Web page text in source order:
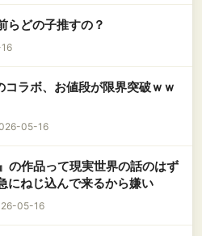
らどの子推すの？
ラボ、お値段が限界突破ｗｗ
05-16
の作品って現実世界の話のはず
にねじ込んで来るから嫌い
05-16